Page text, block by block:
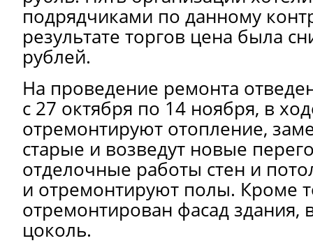
подрядчиками по данному
результате торгов цена была
рублей.
На проведение ремонта
с 27 октября по 14 ноября, в
отремонтируют отопление,
старые и возведут новые
отделочные работы стен и
и отремонтируют полы. Кроме
отремонтирован фасад здания,
цоколь.